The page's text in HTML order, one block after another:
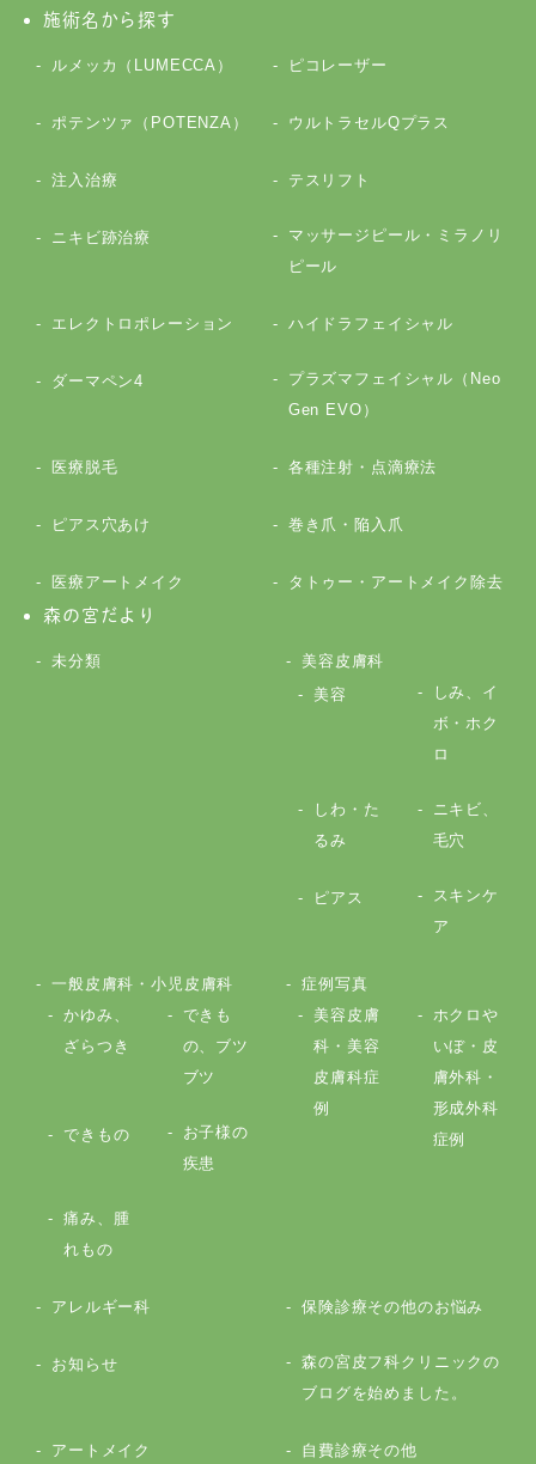
施術名から探す
ルメッカ（LUMECCA） ピコレーザー
ポテンツァ（POTENZA） ウルトラセルQプラス
注入治療 テスリフト
ニキビ跡治療
マッサージピール・ミラノリ
ピール
エレクトロポレーション ハイドラフェイシャル
ダーマペン4
プラズマフェイシャル（Neo
Gen EVO）
医療脱毛 各種注射・点滴療法
ピアス穴あけ 巻き爪・陥入爪
医療アートメイク
タトゥー・アートメイク除去
森の宮だより
未分類
美容皮膚科
美容
しみ、イ
ボ・ホク
ロ
しわ・た
るみ
ニキビ、
毛穴
ピアス
スキンケ
ア
一般皮膚科・小児皮膚科
かゆみ、
ざらつき
できも
の、ブツ
ブツ
できもの
お子様の
疾患
痛み、腫
れもの
症例写真
美容皮膚
科・美容
皮膚科症
例
ホクロや
いぼ・皮
膚外科・
形成外科
症例
アレルギー科 保険診療その他のお悩み
お知らせ
森の宮皮フ科クリニックの
ブログを始めました。
アートメイク 自費診療その他